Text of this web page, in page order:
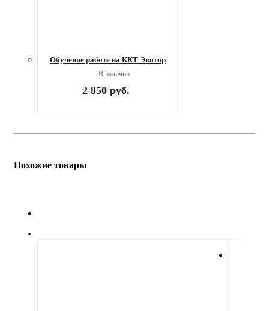
Обучение работе на ККТ Эвотор
В наличии
2 850руб.
Похожие товары